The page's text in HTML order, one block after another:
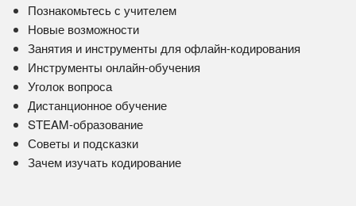
Познакомьтесь с учителем
Новые возможности
Занятия и инструменты для офлайн-кодирования
Инструменты онлайн-обучения
Уголок вопроса
Дистанционное обучение
STEAM-образование
Советы и подсказки
Зачем изучать кодирование